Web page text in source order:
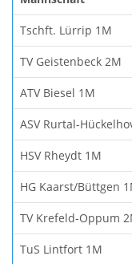
Tschft. Lürrip 1M
TV Geistenbeck 2M
ATV Biesel 1M
ASV Rurtal-
HSV Rheydt 1M
HG Kaarst/Büttgen
TV Krefeld-Oppum
TuS Lintfort 1M